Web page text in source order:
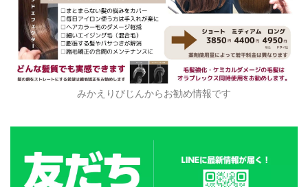
みかえりびじんからお勧め情報です